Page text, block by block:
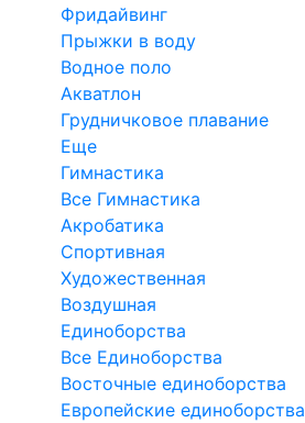
Фридайвинг
Прыжки в воду
Водное поло
Акватлон
Грудничковое плавание
Еще
Гимнастика
Все Гимнастика
Акробатика
Спортивная
Художественная
Воздушная
Единоборства
Все Единоборства
Восточные единоборства
Европейские единоборства